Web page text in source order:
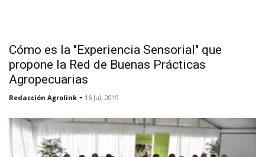
Cómo es la "Experiencia Sensorial" que
propone la Red de Buenas Prácticas
Agropecuarias
Redacción Agrolink - 16 Jul, 2019